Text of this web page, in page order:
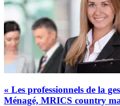
« Les professionnels de la
Ménagé, MRICS country